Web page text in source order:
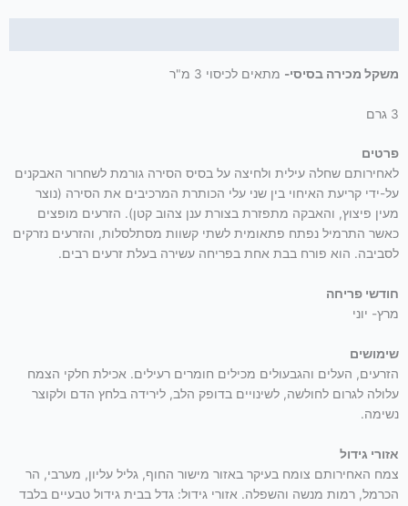
משקל מכירה בסיסי- מתאים לכיסוי 3 מ"ר
3 גרם
פרטים
לאחירותם שחלה עילית ולחיצה על בסיס הסירה גורמת לשחרור האבקנים
על-ידי קריעת האיחוי בין שני עלי הכותרת המרכיבים את הסירה (נוצר
מעין פיצוץ, והאבקה מתפזרת בצורת ענן צהוב קטן). הזרעים מופצים
כאשר התרמיל נפתח פתאומית לשתי קשוות מסתלסלות, והזרעים נזרקים
לסביבה. הוא פורח בבת אחת בפריחה עשירה בעלת זרעים רבים.
חודשי פריחה
מרץ- יוני
שימושים
הזרעים, העלים והגבעולים מכילים חומרים רעילים. אכילת חלקי הצמח
עלולה לגרום לחולשה, לשינויים בדופק הלב, לירידה בלחץ הדם ולקוצר
נשימה.
אזורי גידול
צמח האחירותם צומח בעיקר באזור מישור החוף, גליל עליון, מערבי, הר
הכרמל, רמות מנשה והשפלה. אזורי גידול: גדל בבית גידול טבעיים בלבד